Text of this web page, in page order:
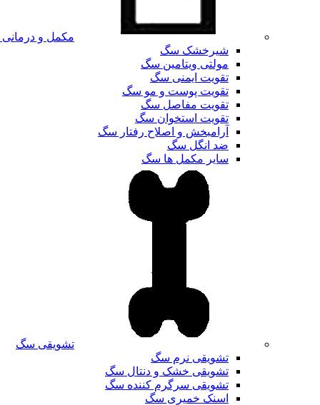
مکمل و
شیرخشک سگ
مولتی ویتامین سگ
تقویت ایمنی سگ
تقویت پوست و مو سگ
تقویت مفاصل سگ
تقویت استخوان سگ
آرامبخش و اصلاح رفتار سگ
ضد انگل سگ
سایر مکمل ها سگ
تشویقی سگ
تشویقی نرم سگ
تشویقی خشک و دنتال سگ
تشویقی سرگرم کننده سگ
اسنک خمیری سگ